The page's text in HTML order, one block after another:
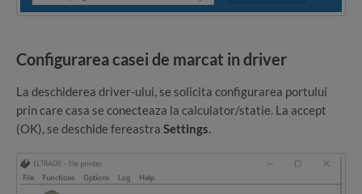
Configurarea casei de marcat in driver
La deschiderea driver-ului, se solicita configurarea portului
prin care casa se conecteaza la calculator/statie. La accept
(OK), se deschide fereastra Settings.